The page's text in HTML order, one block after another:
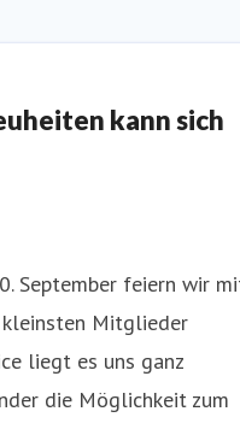
kann sich
September feiern wir
Mitglieder
liegt es uns ganz
die Möglichkeit zum